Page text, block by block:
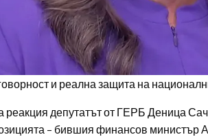
и реална защита на
реакция депутатът от ГЕРБ Деница
– бившия финансов